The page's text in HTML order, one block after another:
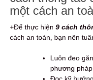
một cách an
+Để thực hiện 9 cách
cách an toàn, bạn nên
Luôn đeo
phương pháp